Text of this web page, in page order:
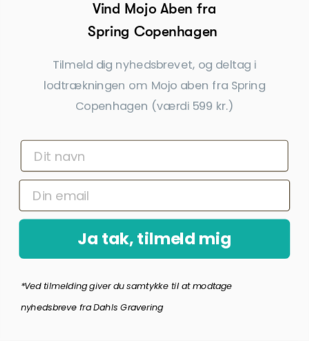
CARE
169,00 kr.
Vind Mojo Aben fra
Spring Copenhagen
Tilmeld dig nyhedsbrevet, og deltag i
lodtrækningen om Mojo aben fra Spring
Copenhagen (værdi 599 kr.)
Ja tak, tilmeld mig
*Ved tilmelding giver du samtykke til at modtage
nyhedsbreve fra Dahls Gravering